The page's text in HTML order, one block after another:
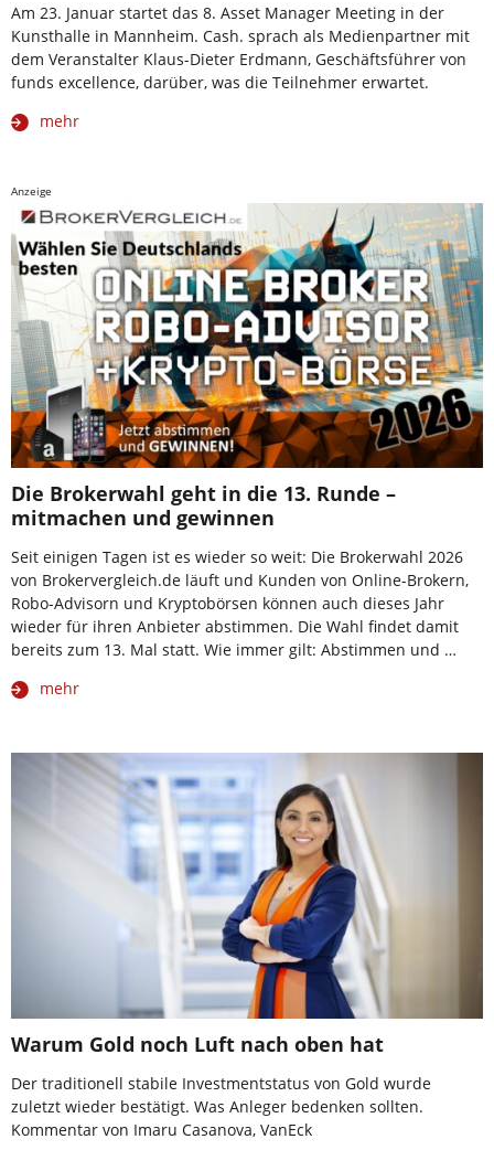
Am 23. Januar startet das 8. Asset Manager Meeting in der
Kunsthalle in Mannheim. Cash. sprach als Medienpartner mit
dem Veranstalter Klaus-Dieter Erdmann, Geschäftsführer von
funds excellence, darüber, was die Teilnehmer erwartet.
mehr
Anzeige
Die Brokerwahl geht in die 13. Runde –
mitmachen und gewinnen
Seit einigen Tagen ist es wieder so weit: Die Brokerwahl 2026
von Brokervergleich.de läuft und Kunden von Online-Brokern,
Robo-Advisorn und Kryptobörsen können auch dieses Jahr
wieder für ihren Anbieter abstimmen. Die Wahl findet damit
bereits zum 13. Mal statt. Wie immer gilt: Abstimmen und …
mehr
Warum Gold noch Luft nach oben hat
Der traditionell stabile Investmentstatus von Gold wurde
zuletzt wieder bestätigt. Was Anleger bedenken sollten.
Kommentar von Imaru Casanova, VanEck